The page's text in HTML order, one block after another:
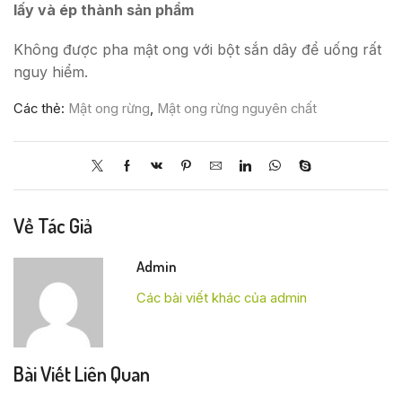
lấy và ép thành sản phẩm
Không được pha mật ong với bột sắn dây để uống rất
nguy hiểm.
Các thẻ: Mật ong rừng, Mật ong rừng nguyên chất
Về Tác Giả
Admin
Các bài viết khác của admin
Bài Viết Liên Quan